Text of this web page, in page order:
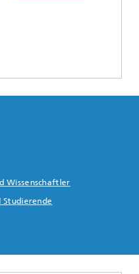
Wissenschaftler
Studierende